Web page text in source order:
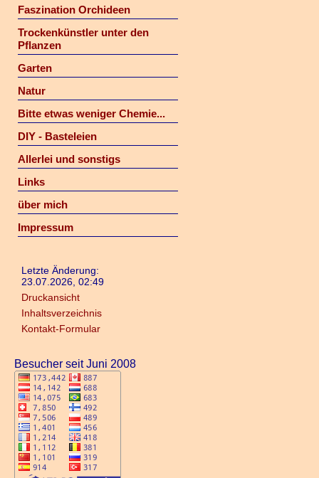
Faszination Orchideen
Trockenkünstler unter den
Pflanzen
Garten
Natur
Bitte etwas weniger Chemie...
DIY - Basteleien
Allerlei und sonstigs
Links
über mich
Impressum
Letzte Änderung:
23.07.2026, 02:49
Druckansicht
Inhaltsverzeichnis
Kontakt-Formular
Besucher seit Juni 2008